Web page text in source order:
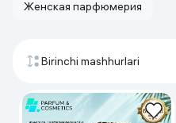
Женская парфюмерия
Birinchi mashhurlari